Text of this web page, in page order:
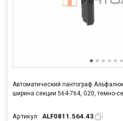
Автоматический пантограф
ширина секции 564-764, G20, темно-
Артикул: ALF0811.564.43